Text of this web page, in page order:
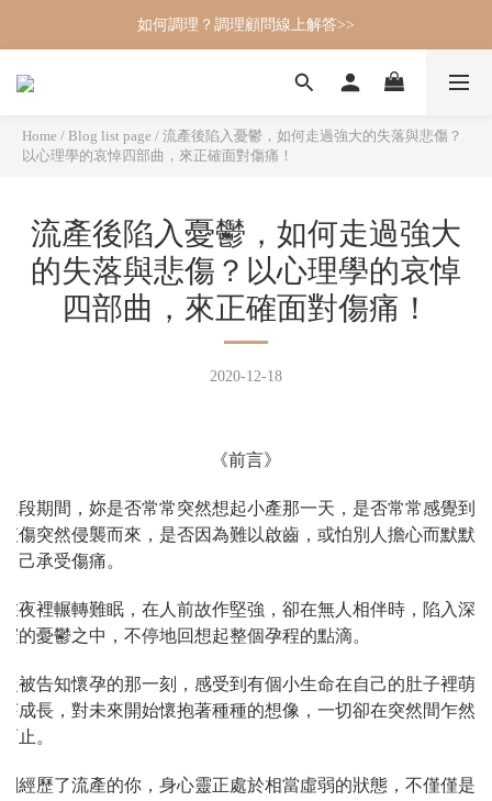
如何調理？調理顧問線上解答>>
Home / Blog list page / 流產後陷入憂鬱，如何走過強大的失落與悲傷？
以心理學的哀悼四部曲，來正確面對傷痛！
流產後陷入憂鬱，如何走過強大
的失落與悲傷？以心理學的哀悼
四部曲，來正確面對傷痛！
2020-12-18
《前言》
這段期間，妳是否常常突然想起小產那一天，是否常常感覺到
哀傷突然侵襲而來，是否因為難以啟齒，或怕別人擔心而默默
自己承受傷痛。
在夜裡輾轉難眠，在人前故作堅強，卻在無人相伴時，陷入深
邃的憂鬱之中，不停地回想起整個孕程的點滴。
從被告知懷孕的那一刻，感受到有個小生命在自己的肚子裡萌
芽成長，對未來開始懷抱著種種的想像，一切卻在突然間乍然
而止。
剛經歷了流產的你，身心靈正處於相當虛弱的狀態，不僅僅是